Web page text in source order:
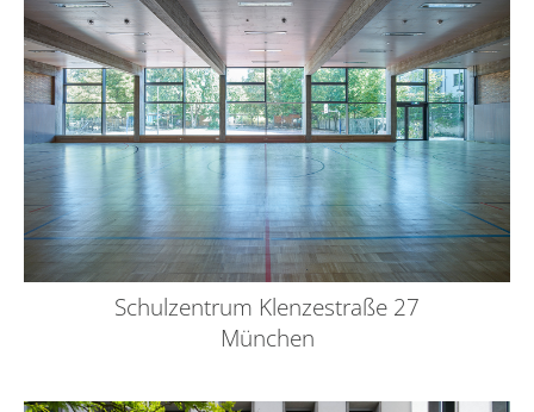
Schulzentrum Klenzestraße 27
München